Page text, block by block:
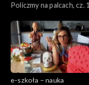
Policzmy na palcach, cz. 1
e-szkoła – nauka